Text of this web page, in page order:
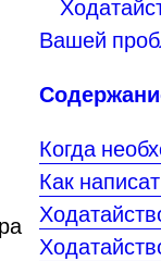
Вашей
Когда
Как